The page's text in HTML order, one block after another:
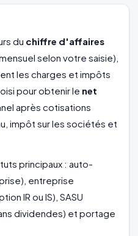
du chiffre d'affaires
selon votre saisie),
les charges et impôts
pour obtenir le net
après cotisations
impôt sur les sociétés et
principaux : auto-
entreprise
IR ou IS), SASU
dividendes) et portage